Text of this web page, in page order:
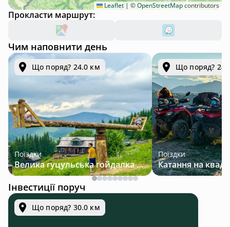
Leaflet | ©OpenStreetMapcontributors
Прокласти маршрут:
Чим наповнити день
Що поряд? 24.0 км
Поїздки
Велика гуцульська гойдалка — джип-тур у Карпатах
Що поряд?
Поїздки
Інвестиції поруч
Що поряд? 30.0 км